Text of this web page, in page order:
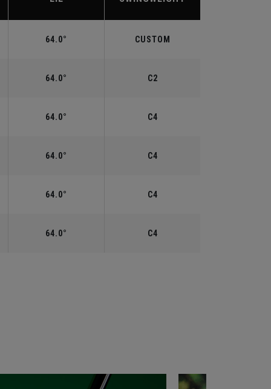
64.0° CUSTOM
64.0° C2
64.0° C4
64.0° C4
64.0° C4
64.0° C4